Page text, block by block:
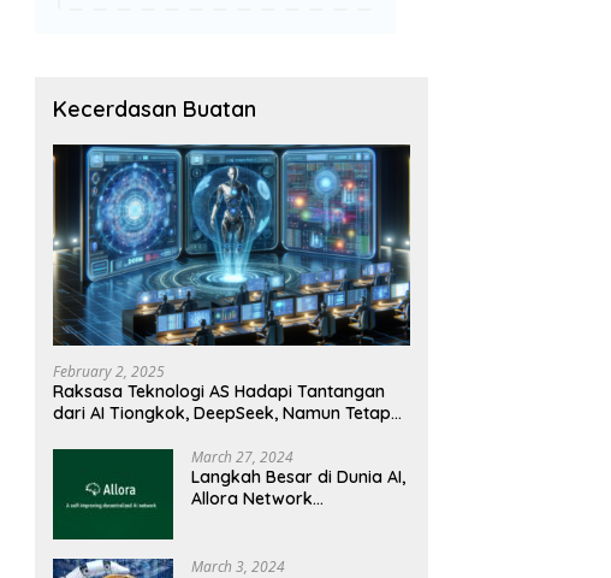
Kecerdasan Buatan
February 2, 2025
Raksasa Teknologi AS Hadapi Tantangan
dari AI Tiongkok, DeepSeek, Namun Tetap
March 27, 2024
Langkah Besar di Dunia AI,
Allora Network
March 3, 2024